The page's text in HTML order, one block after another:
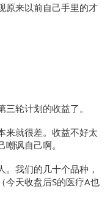
原来以前自己手里的才
轮计划的收益了。
来就很差。收益不好太
讽自己啊。
我们的几十个品种，
今天收盘后S的医疗A也